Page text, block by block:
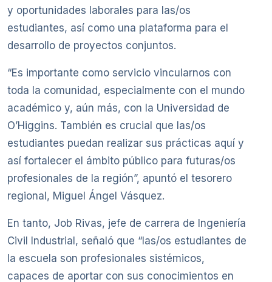
y oportunidades laborales para las/os
estudiantes, así como una plataforma para el
desarrollo de proyectos conjuntos.
“Es importante como servicio vincularnos con
toda la comunidad, especialmente con el mundo
académico y, aún más, con la Universidad de
O’Higgins. También es crucial que las/os
estudiantes puedan realizar sus prácticas aquí y
así fortalecer el ámbito público para futuras/os
profesionales de la región”, apuntó el tesorero
regional, Miguel Ángel Vásquez.
En tanto, Job Rivas, jefe de carrera de Ingeniería
Civil Industrial, señaló que “las/os estudiantes de
la escuela son profesionales sistémicos,
capaces de aportar con sus conocimientos en